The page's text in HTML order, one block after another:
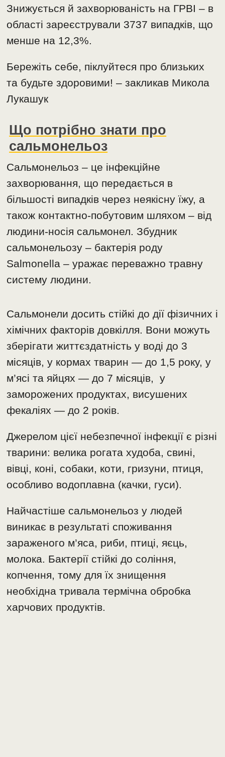
Знижується й захворюваність на ГРВІ – в
області зареєстрували 3737 випадків, що
менше на 12,3%.
Бережіть себе, піклуйтеся про близьких
та будьте здоровими! – закликав Микола
Лукашук
Що потрібно знати про
сальмонельоз
Сальмонельоз – це інфекційне
захворювання, що передається в
більшості випадків через неякісну їжу, а
також контактно-побутовим шляхом – від
людини-носія сальмонел. Збудник
сальмонельозу – бактерія роду
Salmonella – уражає переважно травну
систему людини.
Сальмонели досить стійкі до дії фізичних і
хімічних факторів довкілля. Вони можуть
зберігати життєздатність у воді до 3
місяців, у кормах тварин — до 1,5 року, у
м’ясі та яйцях — до 7 місяців, у
заморожених продуктах, висушених
фекаліях — до 2 років.
Джерелом цієї небезпечної інфекції є різні
тварини: велика рогата худоба, свині,
вівці, коні, собаки, коти, гризуни, птиця,
особливо водоплавна (качки, гуси).
Найчастіше сальмонельоз у людей
виникає в результаті споживання
зараженого м’яса, риби, птиці, яєць,
молока. Бактерії стійкі до соління,
копчення, тому для їх знищення
необхідна тривала термічна обробка
харчових продуктів.